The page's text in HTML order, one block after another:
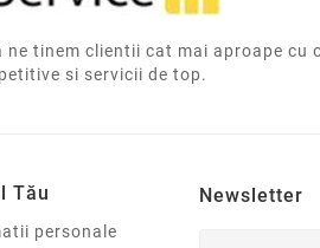
ne tinem clientii cat mai aproape cu
si servicii de top.
Tău
personale
Newsletter